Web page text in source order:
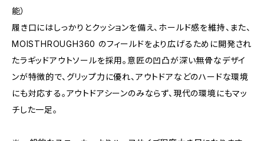
能）
履き口にはしっかりとクッションを備え、ホールド感を維持、また、
MOISTHROUGH360 のフィールドをより広げるために開発され
たラギッドアウトソールを採用。意匠の凹凸が深い無骨なデザイ
ンが特徴的で、グリップ力に優れ、アウトドアなどのハードな環境
にも対応する。アウトドアシーンのみならず、現代の環境にもマッ
チした一足。